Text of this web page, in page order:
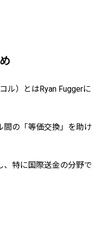
ル）とはRyan Fuggerに
間の「等価交換」を助け
、特に国際送金の分野で